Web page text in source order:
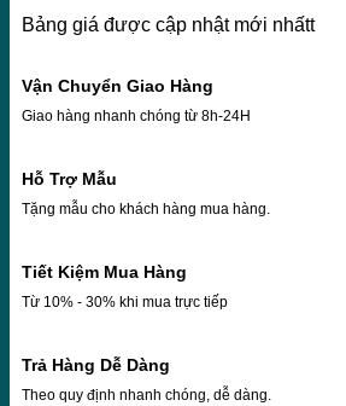
Bảng giá được cập nhật mới nhấtt
Vận Chuyển Giao Hàng
Giao hàng nhanh chóng từ 8h-24H
Hỗ Trợ Mẫu
Tặng mẫu cho khách hàng mua hàng.
Tiết Kiệm Mua Hàng
Từ 10% - 30% khi mua trực tiếp
Trả Hàng Dễ Dàng
Theo quy định nhanh chóng, dễ dàng.